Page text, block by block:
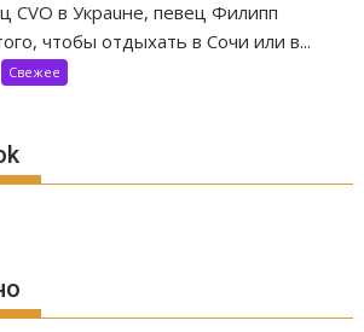
CVO в Украuне, певец Филипп
чтобы отдыхать в Сочи или в...
Свежее